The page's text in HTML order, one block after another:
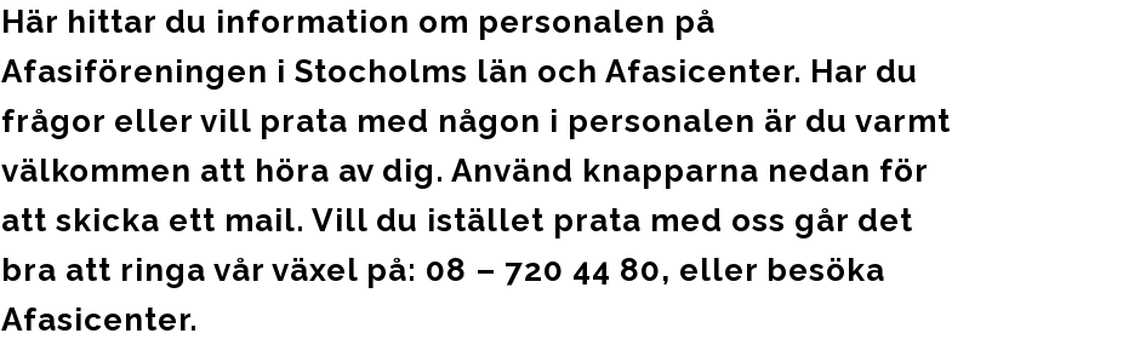
Här hittar du information om personalen på
Afasiföreningen i Stocholms län och Afasicenter. Har du
frågor eller vill prata med någon i personalen är du varmt
välkommen att höra av dig. Använd knapparna nedan för
att skicka ett mail. Vill du istället prata med oss går det
bra att ringa vår växel på: 08 – 720 44 80, eller besöka
Afasicenter.